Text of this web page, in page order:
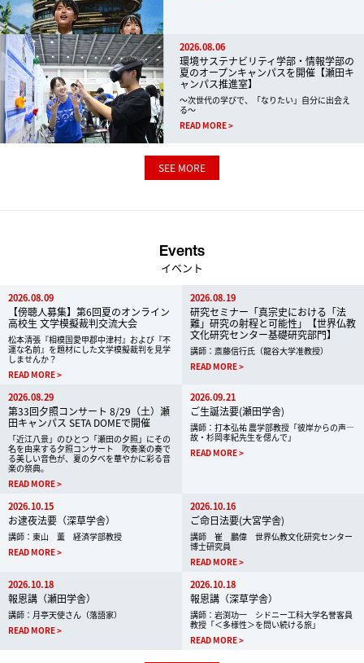
2026.08.06
環境サステナビリティ学部・情報学部の
夏のオープンキャンパスを開催【瀬田キ
ャンパス推進室】
～次世代の学びで、「なりたい」自分に出会え
る～
READ MORE
SEE MORE
Events
イベント
2026.08.09
【傍聴人募集】第6回夏のオンライン
高校生 文学模擬裁判交流大会
松本清張『相模国愛甲郡中津村』および『不
運な名前』を題材にした文学模擬裁判を見学
しませんか？
READ MORE
2026.08.19
研究セミナー「真宗史における「法
難」研究の射程と可能性」【世界仏教
文化研究センター基礎研究部門】
講師：斎藤信行氏（龍谷大学准教授）
READ MORE
2026.08.29
第33回夕照コンサート 8/29（土）瀬
田キャンパス SETA DOMEで開催
「近江八景」のひとつ「瀬田の夕照」にその
名を由来する夕照コンサート 吹奏楽の奏で
る美しい音色が、夏の夕べを華やかに彩る音
楽の祭典。
READ MORE
2026.09.21
ご生誕法要(瀬田学舎)
講師：打本弘祐 農学部教授「彼岸からの声―
故・杉岡孝紀先生を偲んで」
READ MORE
2026.10.15
お逮夜法要（深草学舎）
講師：東山 薫 経済学部教授
READ MORE
2026.10.16
ご命日法要(大宮学舎)
講師 崔 鵬偉 世界仏教文化研究センター
博士研究員
READ MORE
2026.10.18
報恩講（瀬田学舎）
講師：月亭天使さん（落語家）
READ MORE
2026.10.18
報恩講（深草学舎）
講師：岩渕功一 シドニー工科大学名誉客員
教授「＜多様性＞を問い続ける旅」
READ MORE